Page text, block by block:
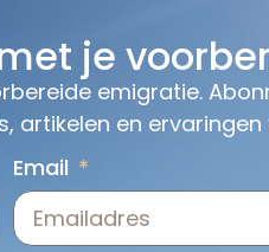
je
emigratie.
artikelen en ervaringen
Email